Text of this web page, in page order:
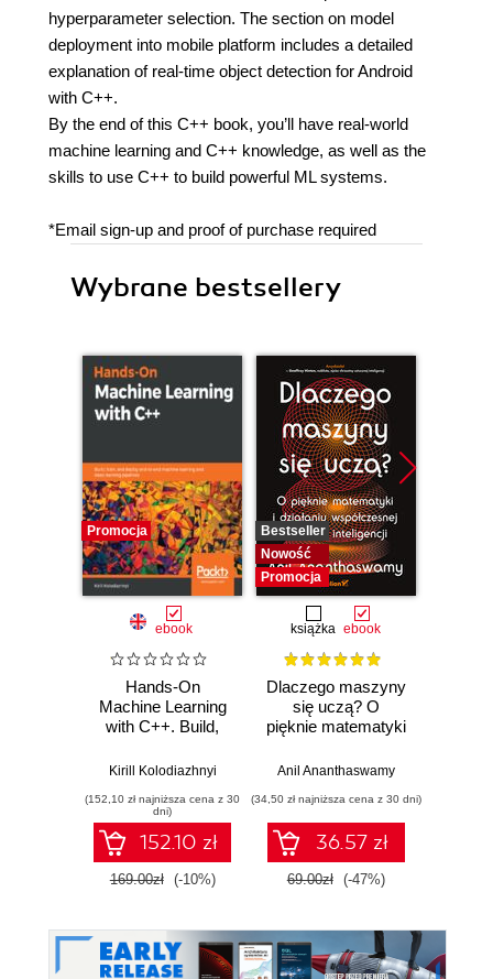
hyperparameter selection. The section on model
deployment into mobile platform includes a detailed
explanation of real-time object detection for Android
with C++.
By the end of this C++ book, you’ll have real-world
machine learning and C++ knowledge, as well as the
skills to use C++ to build powerful ML systems.
*Email sign-up and proof of purchase required
Wybrane bestsellery
Promocja
ebook
Hands-On
Machine Learning
with C++. Build,
end-to-end
and deep learning
pipelines
Kirill Kolodiazhnyi
(152,10 zł najniższa cena z 30
dni)
152.10 zł
169.00zł (-10%)
Bestseller
Nowość
Promocja
książka ebook
Dlaczego maszyny
się uczą? O
pięknie matematyki
współczesnej
inteligencji
Anil Ananthaswamy
(34,50 zł najniższa cena z 30 dni)
36.57 zł
69.00zł (-47%)